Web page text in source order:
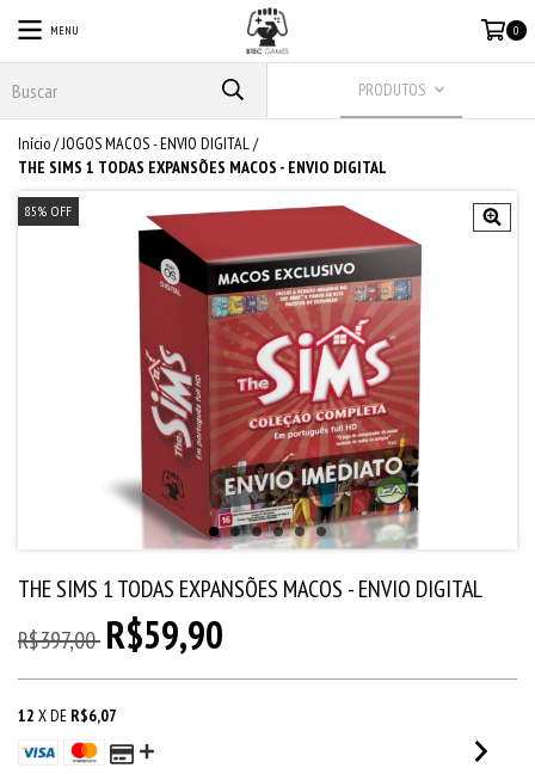
MENU 0
PRODUTOS
Início/JOGOS MACOS - ENVIO DIGITAL/
THE SIMS 1 TODAS EXPANSÕES MACOS - ENVIO DIGITAL
85% OFF
THE SIMS 1 TODAS EXPANSÕES MACOS - ENVIO DIGITAL
R$397,00 R$59,90
12 X DE R$6,07